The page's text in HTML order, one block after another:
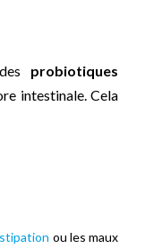
probiotiques
intestinale. Cela
ou les maux